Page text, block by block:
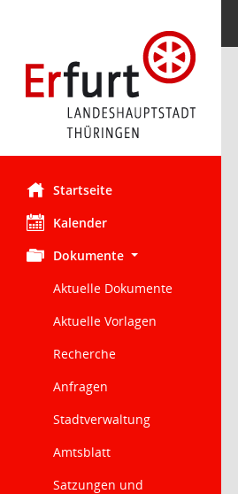
Startseite
Kalender
Dokumente
Aktuelle Dokumente
Aktuelle Vorlagen
Recherche
Anfragen
Stadtverwaltung
Amtsblatt
Satzungen und